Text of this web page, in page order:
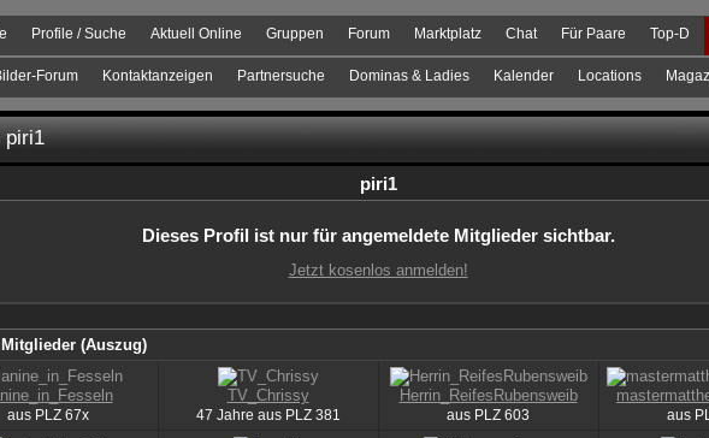
Top-D
Für Paare
Chat
Marktplatz
Forum
Gruppen
Aktuell Online
Profile / Suche
Locations
Kalender
Dominas & Ladies
Partnersuche
Kontaktanzeigen
Forum
piri1
piri1
Dieses Profil ist nur für angemeldete Mitglieder sichtbar.
Jetzt kosenlos anmelden!
(Auszug)
aus PLZ67x
TV_Chrissy
47 Jahre aus PLZ381
Herrin_ReifesRubensweib
aus PLZ 603 aus